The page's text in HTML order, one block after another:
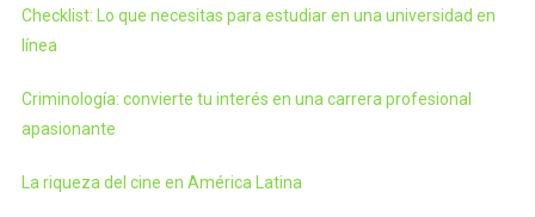
Checklist: Lo que necesitas para estudiar en una universidad en
línea
Criminología: convierte tu interés en una carrera profesional
apasionante
La riqueza del cine en América Latina